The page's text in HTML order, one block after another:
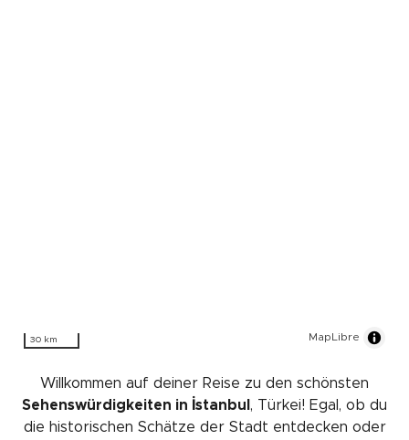
30 km MapLibre
Willkommen auf deiner Reise zu den schönsten
Sehenswürdigkeiten in İstanbul , Türkei! Egal, ob du
die historischen Schätze der Stadt entdecken oder